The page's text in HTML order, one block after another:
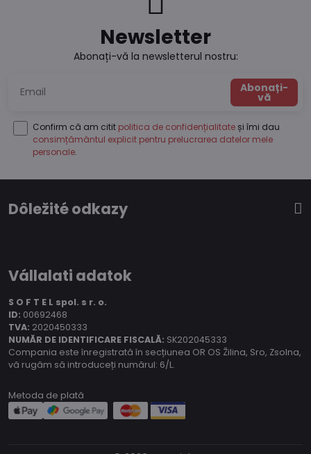
Newsletter
Abonați-vă la newsletterul nostru:
Abonați-
vă
Confirm că am citit politica de confidențialitate și îmi dau
consimțământul explicit pentru prelucrarea datelor mele
personale.
Dôležité odkazy
Vállalati adatok
S O F T E L spol. s r. o.
ID: 00692468
TVA: 2020450333
NUMĂR DE IDENTIFICARE FISCALĂ: SK202045333
Compania este înregistrată în secțiunea OR OS Žilina, Sro, Zsolna,
vă rugăm să introduceți numărul: 6/L.
Metoda de plată